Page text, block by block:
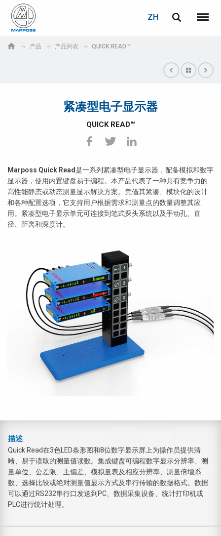
S.p.A.
ZH
菜单
产品 产品列表 QUICK READ™
紧凑型电子显示器
QUICK READ™
Marposs Quick Read是一系列紧凑型电子显示器，配备模拟和数字
显示器，使用内置键盘易于编程。本产品代表了一种具有竞争力的
高性能静态或动态测量显示解决方案。凭借其紧凑、模块化的设计
和各种配置选项，它支持用户根据需求和测量点的数量调整其应
用。紧凑型电子显示单元可连接到笔式探头系统以及手动孔、直
径、距离和深度计。
描述
Quick Read在3色LED条形图和8位数字显示屏上为操作员提供清
晰、易于读取的测量值读数。集成键盘可编程数字显示分辨率、测
量单位、公差限、主偏差、模拟量表及相应分辨率、测量倍增系
数、选择比较或绝对测量值显示方式及串行传输的数据格式。数据
可以通过RS232串行口发送到PC、数据采集设备、统计打印机或
PLC进行统计处理。
Deutsch
Español
日本語 (Japanese)
한국어 (Korean)
登录
如您尚未注册，可立即免费注册！ 点击此处！